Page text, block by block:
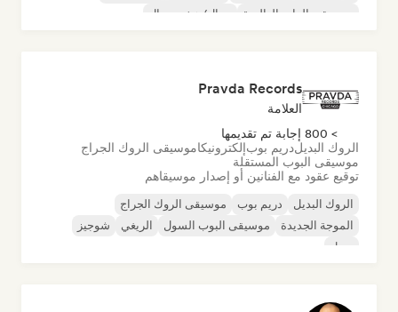
موسيقى الراب العالمية
ميتال/هيفي ميتال
Pravda Records
العلامة
> 800 إجابة تم تقديمها
الروك البديلدريم بوبإلكترونيكاموسيقى الروك الجراج
موسيقى البوب المستقلة
توقيع عقود مع الفنانين أو إصدار موسيقاهم
الروك البديل دريم بوب
موسيقى الروك الجراج
الموجة الجديدة
موسيقى البوب السول الريغي
شوجيز
سول